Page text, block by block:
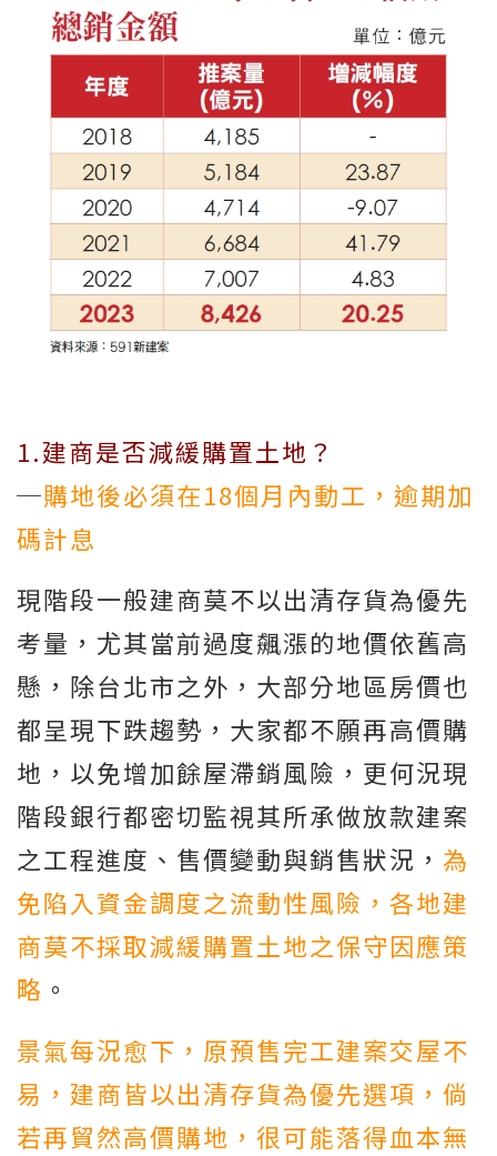
1.建商是否減緩購置土地？
─購地後必須在18個月內動工，逾期加
碼計息
現階段一般建商莫不以出清存貨為優先
考量，尤其當前過度飆漲的地價依舊高
懸，除台北市之外，大部分地區房價也
都呈現下跌趨勢，大家都不願再高價購
地，以免增加餘屋滯銷風險，更何況現
階段銀行都密切監視其所承做放款建案
之工程進度、售價變動與銷售狀況， 為
免陷入資金調度之流動性風險，各地建
商莫不採取減緩購置土地之保守因應策
略 。
景氣每況愈下，原預售完工建案交屋不
易，建商皆以出清存貨為優先選項，倘
若再貿然高價購地，很可能落得血本無